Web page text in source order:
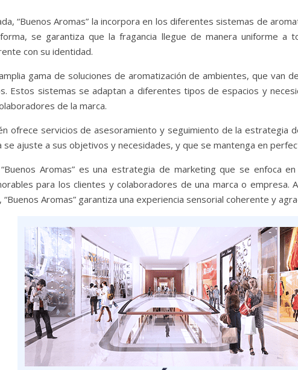
“Buenos Aromas” la incorpora en los diferentes sistemas de
se garantiza que la fragancia llegue de manera uniforme a
con su identidad.
gama de soluciones de aromatización de ambientes, que van
Estos sistemas se adaptan a diferentes tipos de espacios y
de la marca.
ofrece servicios de asesoramiento y seguimiento de la estrategia
se ajuste a sus objetivos y necesidades, y que se mantenga en
Aromas” es una estrategia de marketing que se enfoca
para los clientes y colaboradores de una marca o empresa.
Aromas” garantiza una experiencia sensorial coherente y